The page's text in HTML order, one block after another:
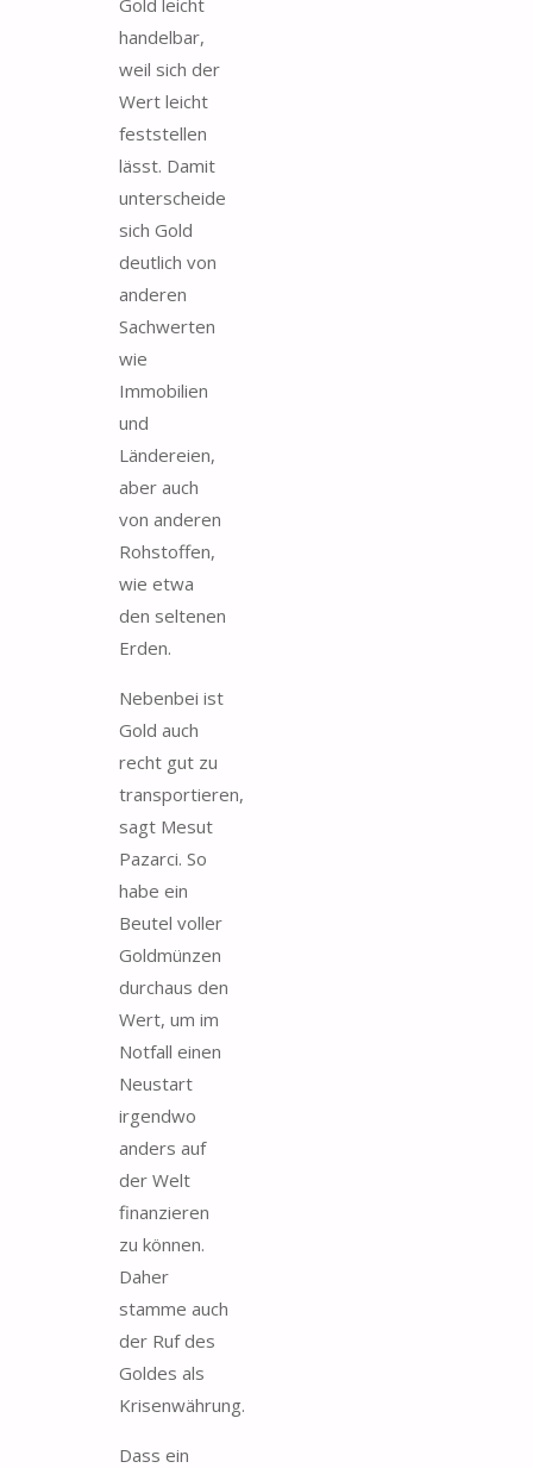
handelbar,
weil sich der
Wert leicht
feststellen
lässt. Damit
unterscheide
sich Gold
deutlich von
anderen
Sachwerten
wie
Immobilien
und
Ländereien,
aber auch
von anderen
Rohstoffen,
wie etwa
den seltenen
Erden.
Nebenbei ist
Gold auch
recht gut zu
transportieren,
sagt Mesut
Pazarci. So
habe ein
Beutel voller
Goldmünzen
durchaus den
Wert, um im
Notfall einen
Neustart
irgendwo
anders auf
der Welt
finanzieren
zu können.
Daher
stamme auch
der Ruf des
Goldes als
Krisenwährung.
Dass ein